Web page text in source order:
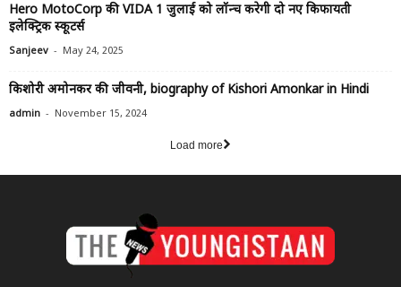
Hero MotoCorp की VIDA 1 जुलाई को लॉन्च करेगी दो नए किफायती
इलेक्ट्रिक स्कूटर्स
Sanjeev - May 24, 2025
किशोरी अमोनकर की जीवनी, biography of Kishori Amonkar in Hindi
admin - November 15, 2024
Load more